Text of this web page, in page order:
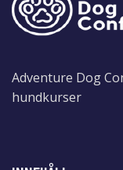
Adventure Dog
hundkurser